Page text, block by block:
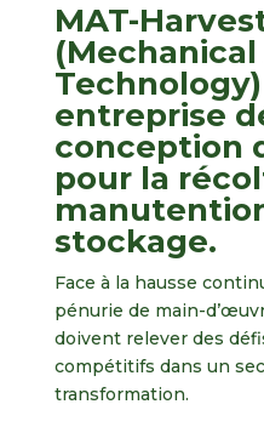
MAT-
entreprise
conception
pour la
stockage.
Face à la hausse
pénurie de main-
doivent relever des
compétitifs dans un
transformation.